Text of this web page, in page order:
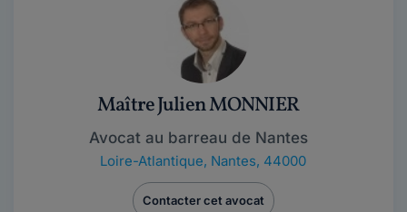
Maître Julien MONNIER
Avocat au barreau de Nantes
Loire-Atlantique, Nantes, 44000
Contacter cet avocat